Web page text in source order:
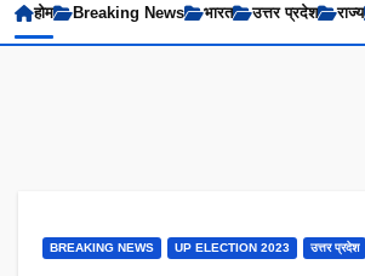
होम Breaking News भारत उत्तर प्रदेश राज्य
BREAKING NEWS UP ELECTION 2023 उत्तर प्रदेश